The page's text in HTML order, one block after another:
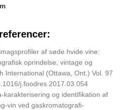
af søde hvide vine:
oprindelse, vintage og
International (Ottawa, Ont.) Vol. 97
j.foodres.2017.03.054
karakterisering og identifikation af
vin ved gaskromatografi-